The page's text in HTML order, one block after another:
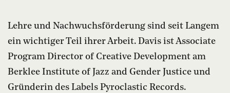
Lehre und Nachwuchsförderung sind seit Langem
ein wichtiger Teil ihrer Arbeit. Davis ist Associate
Program Director of Creative Development am
Berklee Institute of Jazz and Gender Justice und
Gründerin des Labels Pyroclastic Records.